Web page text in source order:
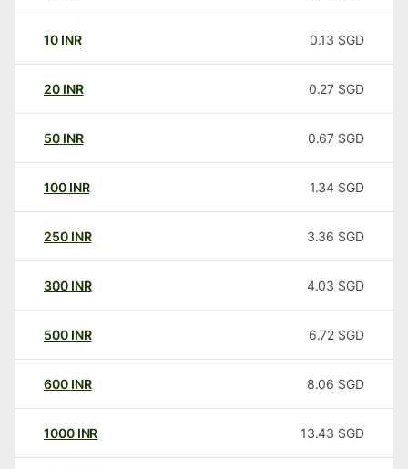
10 INR 0.13 SGD
20 INR 0.27 SGD
50 INR 0.67 SGD
100 INR 1.34 SGD
250 INR 3.36 SGD
300 INR 4.03 SGD
500 INR 6.72 SGD
600 INR 8.06 SGD
1000 INR 13.43 SGD